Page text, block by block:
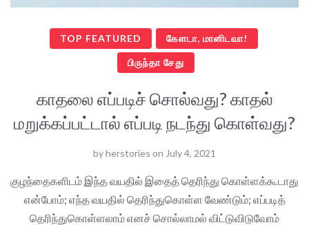
TOP FEATURED கேளடா, மானிடவா!
பிருந்தா சேது
காதலை எப்படிச் சொல்வது? காதல்
மறுக்கப்பட்டால் எப்படி நடந்து கொள்வது?
byherstories on July 4, 2021
குழந்தைகளிடம் இந்த வயதில் இதைத் தெரிந்து கொள்ளக்கூடாது
என்போம்; எந்த வயதில் தெரிந்துகொள்ள வேண்டும்; எப்படித்
தெரிந்துகொள்ளலாம் எனச் சொல்லாமல் விட்டுவிடுவோம்